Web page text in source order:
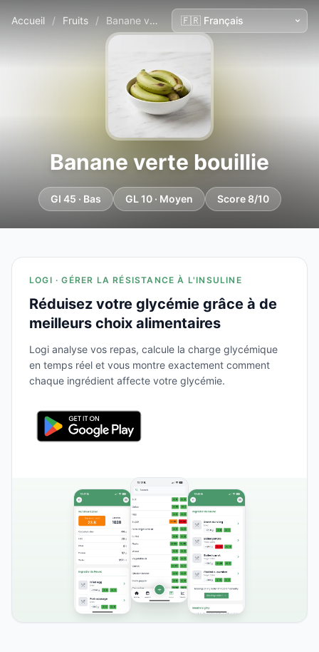
Accueil / Fruits / Banane verte bouillie
Banane verte bouillie
GI 45 · Bas GL 10 · Moyen Score 8/10
LOGI · GÉRER LA RÉSISTANCE À L'INSULINE
Réduisez votre glycémie grâce à de
meilleurs choix alimentaires
Logi analyse vos repas, calcule la charge glycémique
en temps réel et vous montre exactement comment
chaque ingrédient affecte votre glycémie.